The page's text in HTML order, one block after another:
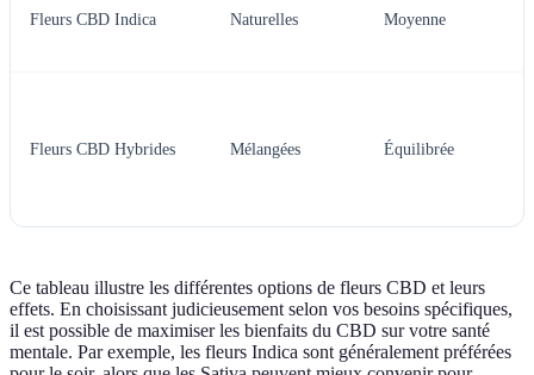
Fleurs CBD Indica Naturelles Moyenne
Fleurs CBD Hybrides Mélangées Équilibrée
Ce tableau illustre les différentes options de fleurs CBD et leurs
effets. En choisissant judicieusement selon vos besoins spécifiques,
il est possible de maximiser les bienfaits du CBD sur votre santé
mentale. Par exemple, les fleurs Indica sont généralement préférées